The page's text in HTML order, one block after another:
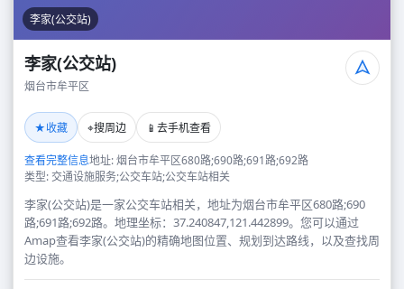
李家(公交站)
李家(公交站)
烟台市牟平区
★收藏 ⌖搜周边 📱 去手机查看
查看完整信息地址: 烟台市牟平区680路;690路;691路;692路
类型: 交通设施服务;公交车站;公交车站相关
李家(公交站)是一家公交车站相关，地址为烟台市牟平区680路;690
路;691路;692路。地理坐标：37.240847,121.442899。您可以通过
Amap查看李家(公交站)的精确地图位置、规划到达路线，以及查找周
边设施。